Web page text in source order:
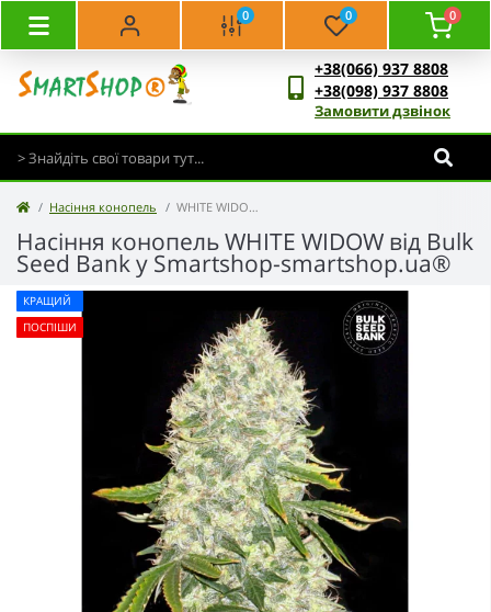
0 0 0
+38(066) 937 8808
+38(098) 937 8808
Замовити дзвінок
Насіння конопель WHITE WIDOW - Bulk Seed Bank
Насіння конопель WHITE WIDOW від Bulk
Seed Bank у Smartshop-smartshop.ua®
КРАЩИЙ
ПОСПІШИ